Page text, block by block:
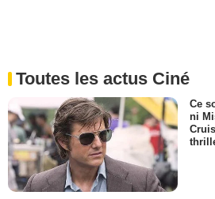
Toutes les actus Ciné
Ce
ni